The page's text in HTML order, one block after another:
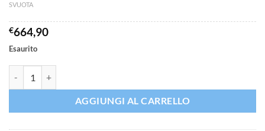
SVUOTA
€664,90
Esaurito
AGGIUNGI AL CARRELLO